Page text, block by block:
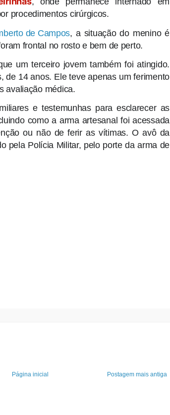
procedimentos cirúrgicos.
de Campos, a situação do menino é
frontal no rosto e bem de perto.
um terceiro jovem também foi atingido.
de 14 anos. Ele teve apenas um ferimento
avaliação médica.
e testemunhas para esclarecer as
como a arma artesanal foi acessada
ou não de ferir as vítimas. O avô da
pela Polícia Militar, pelo porte da arma de
Postagem mais antiga
Página inicial